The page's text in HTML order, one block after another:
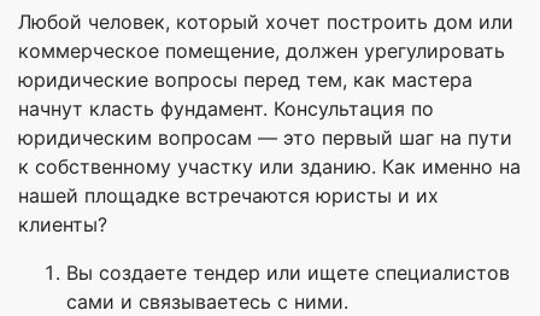
Любой человек, который хочет построить дом или
коммерческое помещение, должен урегулировать
юридические вопросы перед тем, как мастера
начнут класть фундамент. Консультация по
юридическим вопросам — это первый шаг на пути
к собственному участку или зданию. Как именно на
нашей площадке встречаются юристы и их
клиенты?
Вы создаете тендер или ищете специалистов
сами и связываетесь с ними.